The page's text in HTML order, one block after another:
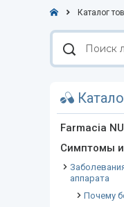
Каталог
Поиск
лекарств
по
Farmacia
Симптомы
аппарата
Почему